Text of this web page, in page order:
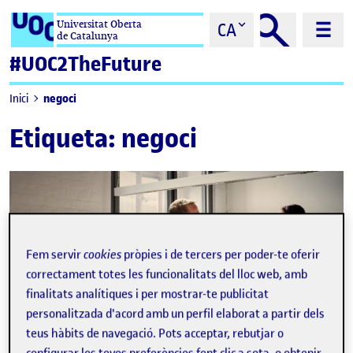
Saltar al contingutUniversitat Oberta
de Catalunya
CA
#UOC2TheFuture
Inici negoci
Etiqueta: negoci
Fem servircookies pròpies i de tercers per poder-te oferir
correctament totes les funcionalitats del lloc web, amb
finalitats analítiques i per mostrar-te publicitat
personalitzada d'acord amb un perfil elaborat a partir dels
teus hàbits de navegació. Pots acceptar, rebutjar o